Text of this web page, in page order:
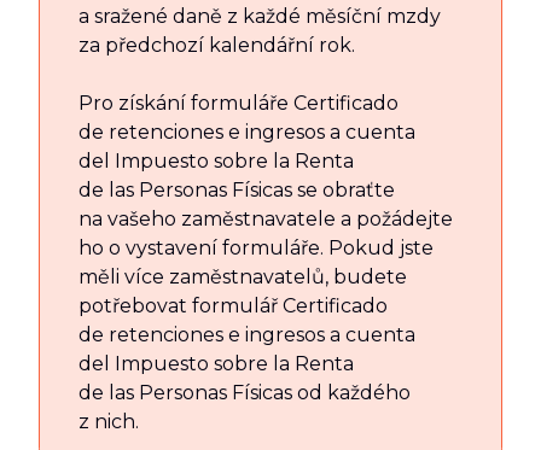
a sražené daně z každé měsíční mzdy
za předchozí kalendářní rok.
Pro získání formuláře Certificado
de retenciones e ingresos a cuenta
del Impuesto sobre la Renta
de las Personas Físicas se obraťte
na vašeho zaměstnavatele a požádejte
ho o vystavení formuláře. Pokud jste
měli více zaměstnavatelů, budete
potřebovat formulář Certificado
de retenciones e ingresos a cuenta
del Impuesto sobre la Renta
de las Personas Físicas od každého
z nich.